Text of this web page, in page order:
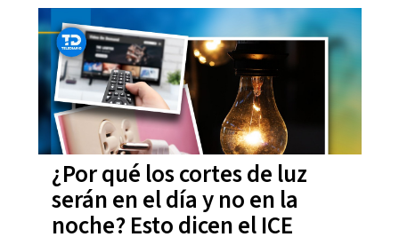
¿Por qué los cortes de luz
serán en el día y no en la
noche? Esto dicen el ICE